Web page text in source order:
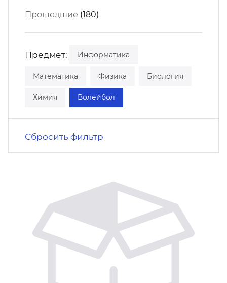
Прошедшие (180)
Предмет: Информатика
Математика Физика Биология
Химия Волейбол
Сбросить фильтр